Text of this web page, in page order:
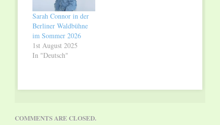
Sarah Connor in der
Berliner Waldbühne
im Sommer 2026
1st August 2025
In "Deutsch"
COMMENTS ARE CLOSED.